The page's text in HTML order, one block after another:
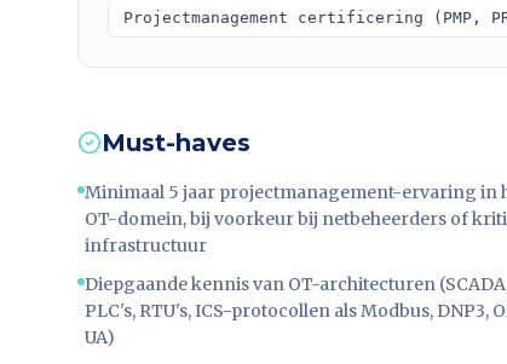
Projectmanagement certificering (PMP,
Must-haves
Minimaal 5 jaar projectmanagement-ervaring in
OT-domein, bij voorkeur bij netbeheerders of
infrastructuur
Diepgaande kennis van OT-architecturen
PLC's, RTU's, ICS-protocollen als Modbus, DNP3,
UA)